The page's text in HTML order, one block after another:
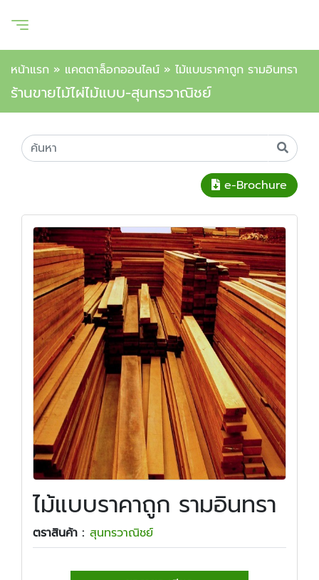
หน้าแรก » แคตตาล็อกออนไลน์ » ไม้แบบราคาถูก รามอินทรา
ร้านขายไม้ไผ่ไม้แบบ-สุนทรวาณิชย์
e-Brochure
ไม้แบบราคาถูก รามอินทรา
ตราสินค้า : สุนทรวาณิชย์